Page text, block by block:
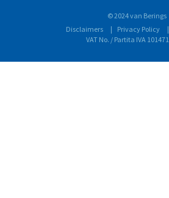
© 2024 van Berings
Disclaimers
Privacy Policy
VAT No. / Partita IVA